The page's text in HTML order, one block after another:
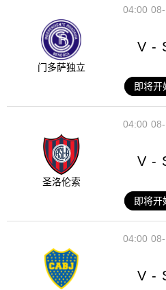
04:00
门多萨独立
V -
即将开
04:00
圣洛伦索
V -
即将开
04:00
V -